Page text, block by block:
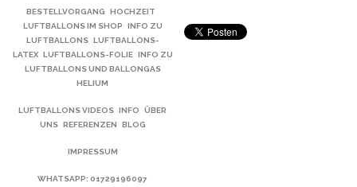
BESTELLVORGANG
HOCHZEIT
LUFTBALLONS IM SHOP
INFO ZU
LUFTBALLONS
LUFTBALLONS-
LATEX
LUFTBALLONS-FOLIE
INFO ZU
LUFTBALLONS UND BALLONGAS
HELIUM
LUFTBALLONS VIDEOS INFO
ÜBER
UNS
REFERENZEN BLOG
IMPRESSUM
WHATSAPP: 01729196097